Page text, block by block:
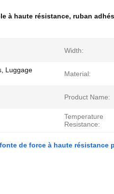
à haute résistance, ruban
Width:
Luggage
Material:
Product Name:
Temperature
Resistance:
de force à haute résistance